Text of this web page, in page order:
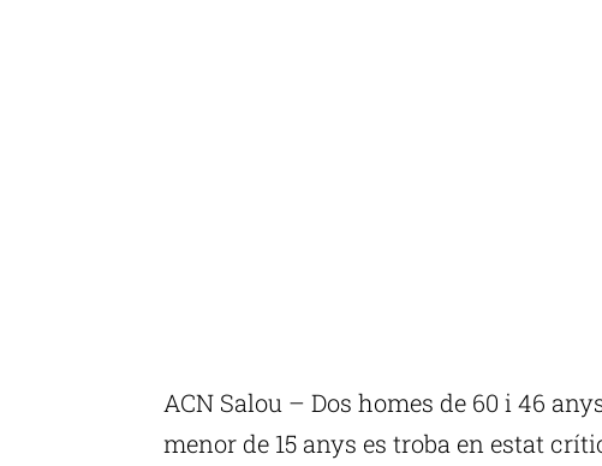
ACN Salou – Dos homes de 60 i 46
menor de 15 anys es troba en estat